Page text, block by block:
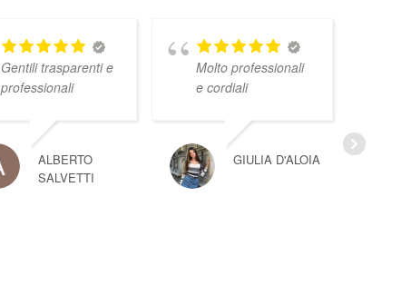
Gentili trasparenti e
professionali
ALBERTO
SALVETTI
Molto professionali
e cordiali
GIULIA D'ALOIA